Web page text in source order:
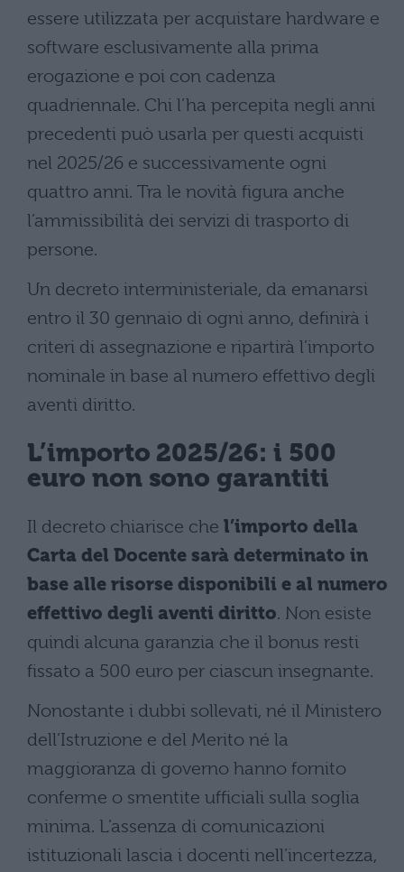
essere utilizzata per acquistare hardware e
software esclusivamente alla prima
erogazione e poi con cadenza
quadriennale. Chi l’ha percepita negli anni
precedenti può usarla per questi acquisti
nel 2025/26 e successivamente ogni
quattro anni. Tra le novità figura anche
l’ammissibilità dei servizi di trasporto di
persone.
Un decreto interministeriale, da emanarsi
entro il 30 gennaio di ogni anno, definirà i
criteri di assegnazione e ripartirà l’importo
nominale in base al numero effettivo degli
aventi diritto.
L’importo 2025/26: i 500
euro non sono garantiti
Il decreto chiarisce che l’importo della
Carta del Docente sarà determinato in
base alle risorse disponibili e al numero
effettivo degli aventi diritto. Non esiste
quindi alcuna garanzia che il bonus resti
fissato a 500 euro per ciascun insegnante.
Nonostante i dubbi sollevati, né il Ministero
dell’Istruzione e del Merito né la
maggioranza di governo hanno fornito
conferme o smentite ufficiali sulla soglia
minima. L’assenza di comunicazioni
istituzionali lascia i docenti nell’incertezza,